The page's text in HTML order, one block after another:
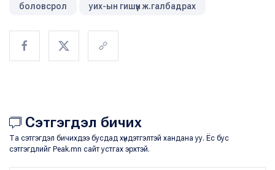
боловсрол уих-ын гишүүн ж.галбадрах
Сэтгэгдэл бичих
Та сэтгэгдэл бичихдээ бусдад хүндэтгэлтэй хандана уу. Ёс бус
сэтгэгдлийг Peak.mn сайт устгах эрхтэй.